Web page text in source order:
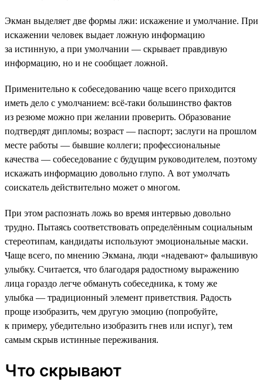
Экман выделяет две формы лжи: искажение и умолчание. При
искажении человек выдает ложную информацию
за истинную, а при умолчании — скрывает правдивую
информацию, но и не сообщает ложной.
Применительно к собеседованию чаще всего приходится
иметь дело с умолчанием: всё-таки большинство фактов
из резюме можно при желании проверить. Образование
подтвердят дипломы; возраст — паспорт; заслуги на прошлом
месте работы — бывшие коллеги; профессиональные
качества — собеседование с будущим руководителем, поэтому
искажать информацию довольно глупо. А вот умолчать
соискатель действительно может о многом.
При этом распознать ложь во время интервью довольно
трудно. Пытаясь соответствовать определённым социальным
стереотипам, кандидаты используют эмоциональные маски.
Чаще всего, по мнению Экмана, люди «надевают» фальшивую
улыбку. Считается, что благодаря радостному выражению
лица гораздо легче обмануть собеседника, к тому же
улыбка — традиционный элемент приветствия. Радость
проще изобразить, чем другую эмоцию (попробуйте,
к примеру, убедительно изобразить гнев или испуг), тем
самым скрыв истинные переживания.
Что скрывают